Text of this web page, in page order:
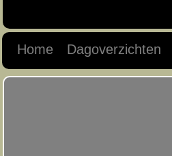
Home Dagoverzichten